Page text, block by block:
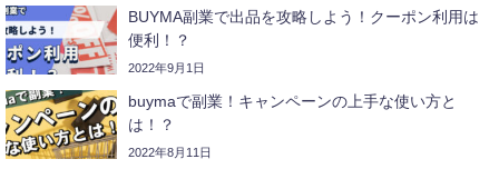
BUYMA副業で出品を攻略しよう！クーポン利用は
便利！？
2022年9月1日
buymaで副業！キャンペーンの上手な使い方と
は！？
2022年8月11日